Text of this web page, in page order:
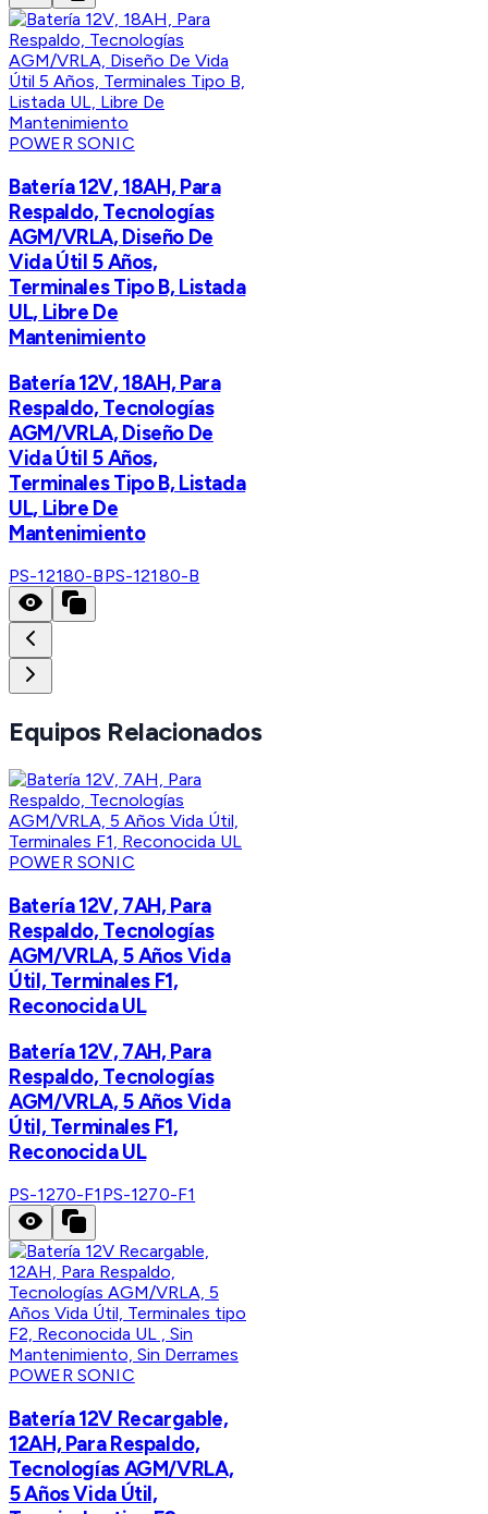
POWER SONIC
Batería 12V, 18AH, Para
Respaldo, Tecnologías
AGM/VRLA, Diseño De
Vida Útil 5 Años,
Terminales Tipo B, Listada
UL, Libre De
Mantenimiento
Batería 12V, 18AH, Para
Respaldo, Tecnologías
AGM/VRLA, Diseño De
Vida Útil 5 Años,
Terminales Tipo B, Listada
UL, Libre De
Mantenimiento
PS-12180-BPS-12180-B
Equipos Relacionados
POWER SONIC
Batería 12V, 7AH, Para
Respaldo, Tecnologías
AGM/VRLA, 5 Años Vida
Útil, Terminales F1,
Reconocida UL
Batería 12V, 7AH, Para
Respaldo, Tecnologías
AGM/VRLA, 5 Años Vida
Útil, Terminales F1,
Reconocida UL
PS-1270-F1 PS-1270-F1
POWER SONIC
Batería 12V Recargable,
12AH, Para Respaldo,
Tecnologías AGM/VRLA,
5 Años Vida Útil,